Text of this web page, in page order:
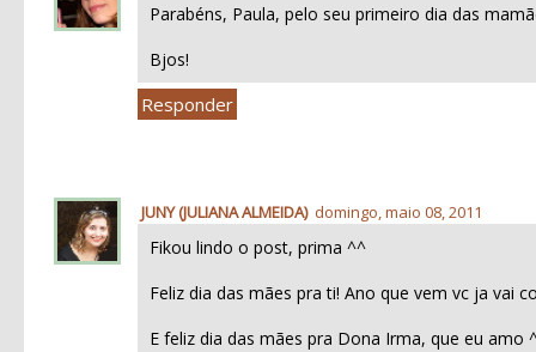
Parabéns, Paula, pelo seu primeiro dia das
Bjos!
Responder
JUNY (JULIANA ALMEIDA) domingo, maio 08, 2011
Fikou lindo o post, prima ^^
Feliz dia das mães pra ti! Ano que vem vc ja
E feliz dia das mães pra Dona Irma, que eu amo